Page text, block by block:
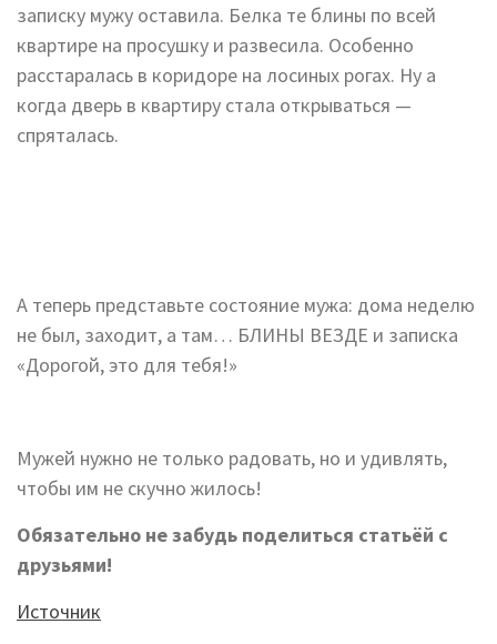
записку мужу оставила. Белка те блины по всей
квартире на просушку и развесила. Особенно
расстаралась в коридоре на лосиных рогах. Ну а
когда дверь в квартиру стала открываться —
спряталась.
А теперь представьте состояние мужа: дома неделю
не был, заходит, а там… БЛИНЫ ВЕЗДЕ и записка
«Дорогой, это для тебя!»
Мужей нужно не только радовать, но и удивлять,
чтобы им не скучно жилось!
Обязательно не забудь поделиться статьёй с
друзьями!
Источник